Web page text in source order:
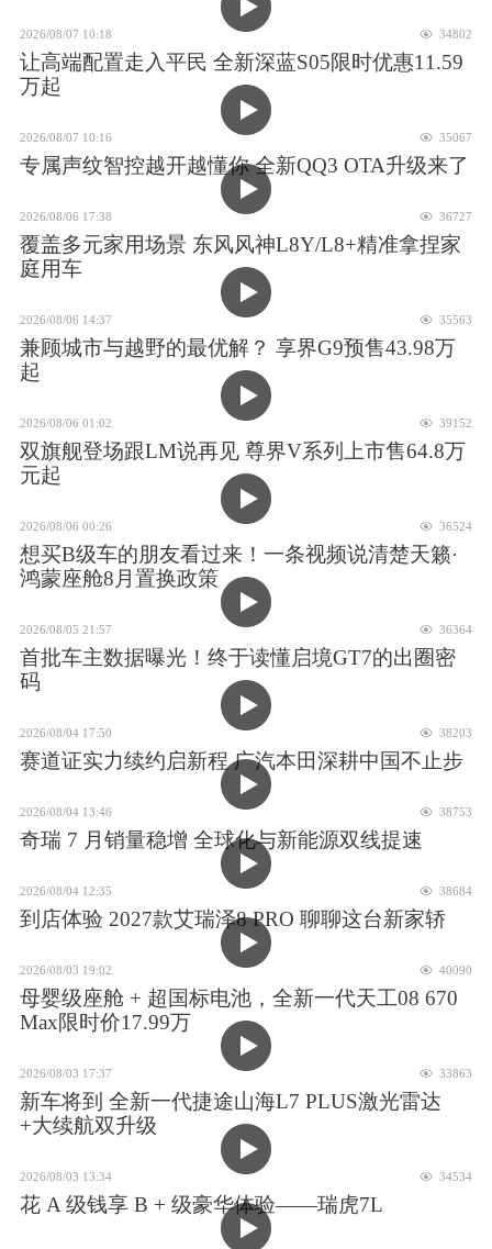
2026/08/07 10:18 34802
让高端配置走入平民 全新深蓝S05限时优惠11.59
万起
2026/08/07 10:16 35067
专属声纹智控越开越懂你 全新QQ3 OTA升级来了
2026/08/06 17:38 36727
覆盖多元家用场景 东风风神L8Y/L8+精准拿捏家
庭用车
2026/08/06 14:37 35563
兼顾城市与越野的最优解？ 享界G9预售43.98万
起
2026/08/06 01:02 39152
双旗舰登场跟LM说再见 尊界V系列上市售64.8万
元起
2026/08/06 00:26 36524
想买B级车的朋友看过来！一条视频说清楚天籁·
鸿蒙座舱8月置换政策
2026/08/05 21:57 36364
首批车主数据曝光！终于读懂启境GT7的出圈密
码
2026/08/04 17:50 38203
赛道证实力续约启新程 广汽本田深耕中国不止步
2026/08/04 13:46 38753
奇瑞 7 月销量稳增 全球化与新能源双线提速
2026/08/04 12:35 38684
到店体验 2027款艾瑞泽8 PRO 聊聊这台新家轿
2026/08/03 19:02 40090
母婴级座舱 + 超国标电池，全新一代天工08 670
Max限时价17.99万
2026/08/03 17:37 33863
新车将到 全新一代捷途山海L7 PLUS激光雷达
+大续航双升级
2026/08/03 13:34 34534
花 A 级钱享 B + 级豪华体验——瑞虎7L